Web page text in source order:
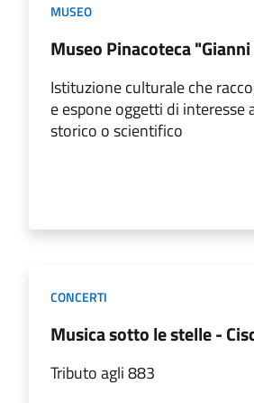
MUSEO
Museo Pinacoteca
Istituzione culturale che
e espone oggetti di interesse
storico o scientifico
CONCERTI
Musica sotto le stelle -
Tributo agli 883